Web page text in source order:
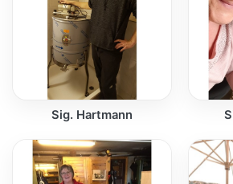
Sig. Hartmann